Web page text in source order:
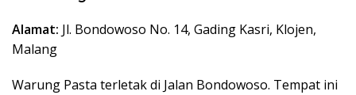
Alamat: Jl. Bondowoso No. 14, Gading Kasri, Klojen,
Malang
Warung Pasta terletak di Jalan Bondowoso. Tempat ini